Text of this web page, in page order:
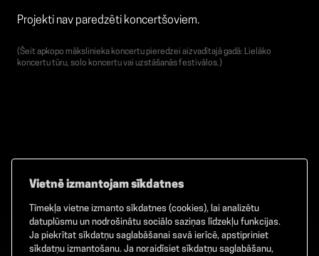
Projekti nav paredzēti koncertšoviem.
(Šeit apkopo mākslinieka koncertu pieredzei aizvadītajā gadā: Lielāko
koncertu tūru, solo koncertu vai uzstāšanās festivālos.)
Facebook TikTok Instagram
Vietnē izmantojam sīkdatnes
Tīmekļa vietne izmanto sīkdatnes (cookies), lai analizētu
datuplūsmu un nodrošinātu sociālo saziņas līdzekļu funkcijas.
Ja piekrītat sīkdatņu saglabāšanai savā ierīcē, apstipriniet
sīkdatņu izmantošanu. Ja noraidīsiet sīkdatņu saglabāšanu,